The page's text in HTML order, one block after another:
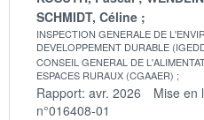
SCHMIDT, Céline
INSPECTION GENERALE DE
DEVELOPPEMENT DURABLE
CONSEIL GENERAL DE
ESPACES RURAUX (CGAAER)
Rapport: avr. 2026 Mise en
n°016408-01